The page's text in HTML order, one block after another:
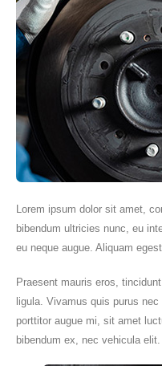
Lorem ipsum dolor sit amet,
bibendum ultricies nunc, eu
eu neque augue. Aliquam
Praesent mauris eros,
ligula. Vivamus quis purus
porttitor augue mi, sit amet
bibendum ex, nec vehicula elit.